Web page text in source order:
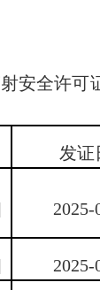
安全许可
发证
2025-
2025-